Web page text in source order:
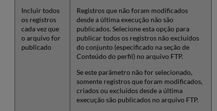
Incluir todos
os registros
cada vez que
o arquivo for
publicado
Registros que não foram modificados
desde a última execução não são
publicados. Selecione esta opção para
publicar todos os registros não excluídos
do conjunto (especificado na seção de
Conteúdo do perfil) no arquivo FTP.
Se este parâmetro não for selecionado,
somente registros que foram modificados,
criados ou excluídos desde a última
execução são publicados no arquivo FTP.